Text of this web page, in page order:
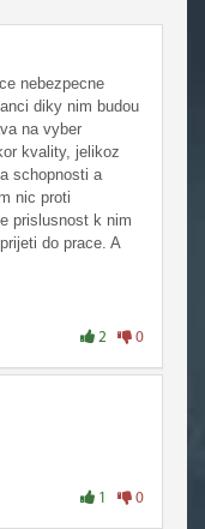
nebezpecne
diky nim budou
na vyber
kvality, jelikoz
schopnosti a
nic proti
prislusnost k nim
do prace. A
prijati pro sve
2 0
1 0